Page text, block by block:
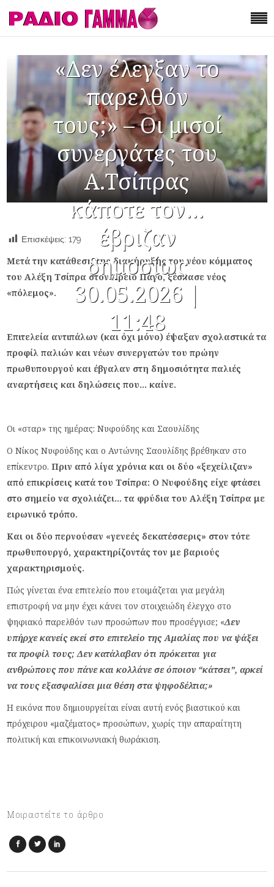
«Δεν έλεγξαν το
παρελθόν
τους;» – Οι μισοί
συνεργάτες του
Α.Τσίπρας
κάποτε τον…
έβριζαν
δημοσίως
30.05.2026 |
11:48
Επισκέψεις: 179
Μετά την κατάθεση της διακήρυξης του νέου κόμματος
του Αλέξη Τσίπρα στον Άρειο Πάγο, ξέσπασε νέος
«πόλεμος».
Επιτελεία αντιπάλων (και όχι μόνο) έψαξαν σχολαστικά τα
προφίλ παλιών και νέων συνεργατών του πρώην
πρωθυπουργού και έβγαλαν στη δημοσιότητα παλιές
αναρτήσεις και δηλώσεις που… καίνε.
Οι «σταρ» της ημέρας: Νυφούδης και Σαουλίδης
Ο Νίκος Νυφούδης και ο Αντώνης Σαουλίδης βρέθηκαν στο
επίκεντρο.Πριν από λίγα χρόνια και οι δύο «ξεχείλιζαν»
από επικρίσεις κατά του Τσίπρα: Ο Νυφούδης είχε φτάσει
στο σημείο να σχολιάζει… τα φρύδια του Αλέξη Τσίπρα με
ειρωνικό τρόπο.
Και οι δύο περνούσαν «γενεές δεκατέσσερις» στον τότε
πρωθυπουργό, χαρακτηρίζοντάς τον με βαριούς
χαρακτηρισμούς.
Πώς γίνεται ένα επιτελείο που ετοιμάζεται για μεγάλη
επιστροφή να μην έχει κάνει τον στοιχειώδη έλεγχο στο
ψηφιακό παρελθόν των προσώπων που προσέγγισε; «Δεν
υπήρχε κανείς εκεί στο επιτελείο της Αμαλίας που να ψάξει
τα προφίλ τους; Δεν κατάλαβαν ότι πρόκειται για
ανθρώπους που πάνε και κολλάνε σε όποιον “κάτσει”, αρκεί
να τους εξασφαλίσει μια θέση στα ψηφοδέλτια;»
Η εικόνα που δημιουργείται είναι αυτή ενός βιαστικού και
πρόχειρου «μαζέματος» προσώπων, χωρίς την απαραίτητη
πολιτική και επικοινωνιακή θωράκιση.
Μοιραστείτε το άρθρο